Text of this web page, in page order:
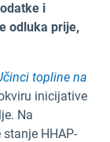
i
odluka prije,
topline na
inicijative
Na
HHAP-